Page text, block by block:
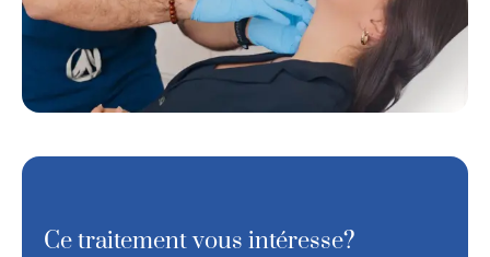
Ce traitement vous intéresse?